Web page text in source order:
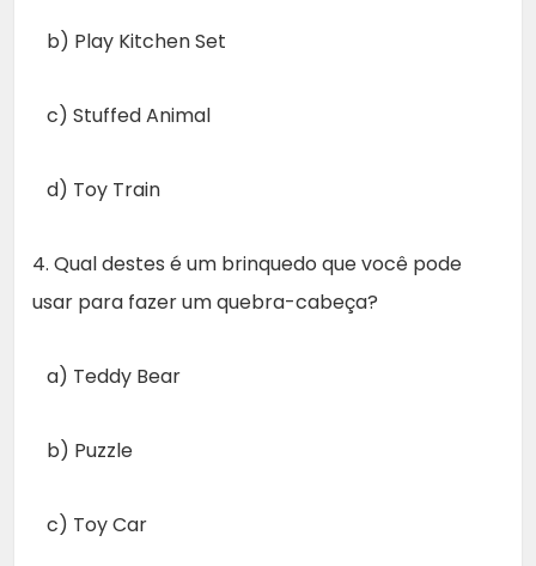
b) Play Kitchen Set
c) Stuffed Animal
d) Toy Train
4. Qual destes é um brinquedo que você pode
usar para fazer um quebra-cabeça?
a) Teddy Bear
b) Puzzle
c) Toy Car